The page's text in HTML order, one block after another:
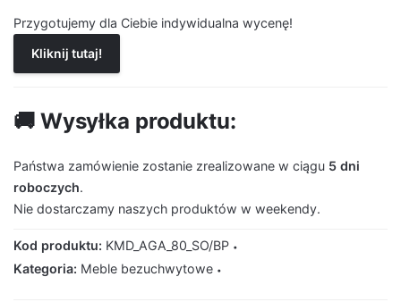
Przygotujemy dla Ciebie indywidualna wycenę!
Kliknij tutaj!
🚚 Wysyłka produktu:
Państwa zamówienie zostanie zrealizowane w ciągu 5 dni
roboczych.
Nie dostarczamy naszych produktów w weekendy.
Kod produktu: KMD_AGA_80_SO/BP
Kategoria: Meble bezuchwytowe